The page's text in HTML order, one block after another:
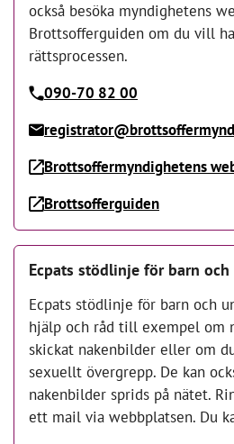
också besöka myndighetens
Brottsofferguiden om du vill
rättsprocessen.
090-70 82 00
Brottsoffermyndighetens
Brottsofferguiden
Ecpats stödlinje för barn och
Ecpats stödlinje för barn och
hjälp och råd till exempel om
skickat nakenbilder eller om
sexuellt övergrepp. De kan
nakenbilder sprids på nätet.
ett mail via webbplatsen. Du